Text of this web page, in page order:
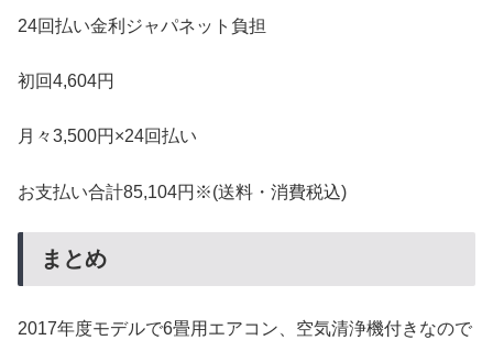
24回払い金利ジャパネット負担
初回4,604円
月々3,500円×24回払い
お支払い合計85,104円※(送料・消費税込)
まとめ
2017年度モデルで6畳用エアコン、空気清浄機付きなので